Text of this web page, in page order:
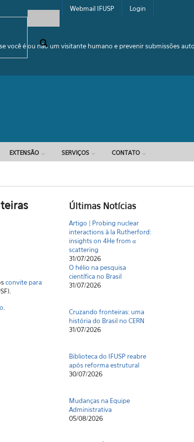
você é ou não um visitante humano e prevenir submissões
Webmail IFUSP Login
EXTENSÃO SERVIÇOS CONTATO
convite para
Últimas Notícias
Artigo | Probing nuclear
interactions à la Rutherford:
insights on 4He from α
scattering
31/07/2026
O hélio na pesquisa
científica no Brasil
31/07/2026
Cruzando fronteiras: uma
história do Brasil no CERN
31/07/2026
Biblioteca do IFUSP reabre
após reforma estrutural
30/07/2026
Mudanças na Equipe
Administrativa
05/08/2026